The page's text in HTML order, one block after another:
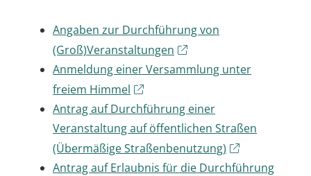
Angaben zur Durchführung von
(Groß)Veranstaltungen
Anmeldung einer Versammlung unter
freiem Himmel
Antrag auf Durchführung einer
Veranstaltung auf öffentlichen Straßen
(Übermäßige Straßenbenutzung)
Antrag auf Erlaubnis für die Durchführung